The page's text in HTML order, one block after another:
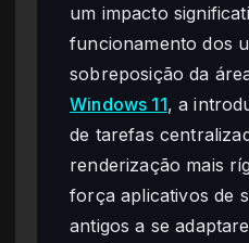
um impacto
funcionamento dos
sobreposição da
Windows 11, a
de tarefas
renderização mais
força aplicativos de
antigos a se